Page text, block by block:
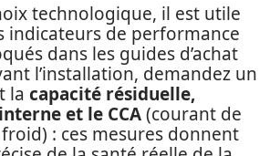
technologique, il est utile
indicateurs de performance
dans les guides d’achat
l’installation, demandez un
la capacité résiduelle,
et le CCA(courant de
: ces mesures donnent